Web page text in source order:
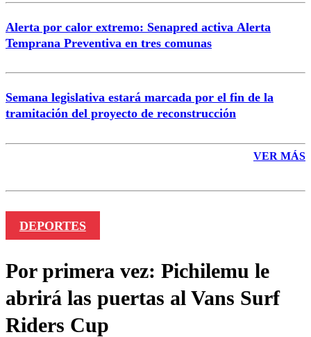
Alerta por calor extremo: Senapred activa Alerta
Temprana Preventiva en tres comunas
Semana legislativa estará marcada por el fin de la
tramitación del proyecto de reconstrucción
VER MÁS
DEPORTES
Por primera vez: Pichilemu le
abrirá las puertas al Vans Surf
Riders Cup